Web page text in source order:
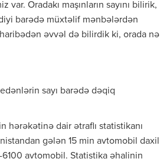
Oradakı maşınların sayını bilirik,
barədə müxtəlif mənbələrdən
əvvəl də bilirdik ki, orada nə
sayı barədə dəqiq
hərəkətinə dair ətraflı statistikanı
gələn 15 min avtomobil daxil
avtomobil. Statistika əhalinin